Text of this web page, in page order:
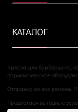
КАТАЛОГ
Кресла для барбершопа,
парикмахерское
Отправка во все регионы
Предлагаем выгодные